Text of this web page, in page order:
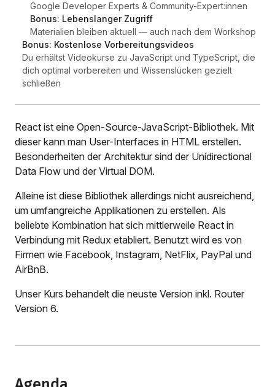
Google Developer Experts & Community-Expert:innen
Bonus: Lebenslanger Zugriff
Materialien bleiben aktuell — auch nach dem Workshop
Bonus: Kostenlose Vorbereitungsvideos
Du erhältst Videokurse zu JavaScript und TypeScript, die
dich optimal vorbereiten und Wissenslücken gezielt
schließen
React ist eine Open-Source-JavaScript-Bibliothek. Mit
dieser kann man User-Interfaces in HTML erstellen.
Besonderheiten der Architektur sind der Unidirectional
Data Flow und der Virtual DOM.
Alleine ist diese Bibliothek allerdings nicht ausreichend,
um umfangreiche Applikationen zu erstellen. Als
beliebte Kombination hat sich mittlerweile React in
Verbindung mit Redux etabliert. Benutzt wird es von
Firmen wie Facebook, Instagram, NetFlix, PayPal und
AirBnB.
Unser Kurs behandelt die neuste Version inkl. Router
Version 6.